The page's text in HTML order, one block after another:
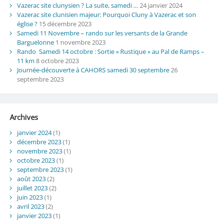
Vazerac site clunysien ? La suite, samedi … 24 janvier 2024
Vazerac site clunisien majeur: Pourquoi Cluny à Vazerac et son
église ? 15 décembre 2023
Samedi 11 Novembre – rando sur les versants de la Grande
Barguelonne 1 novembre 2023
Rando Samedi 14 octobre : Sortie « Rustique » au Pal de Ramps –
11 km 8 octobre 2023
Journée-découverte à CAHORS samedi 30 septembre26
septembre 2023
Archives
janvier 2024(1)
décembre 2023(1)
novembre 2023(1)
octobre 2023(1)
septembre 2023(1)
août 2023(2)
juillet 2023(2)
juin 2023(1)
avril 2023(2)
janvier 2023(1)